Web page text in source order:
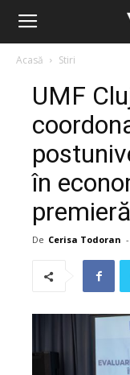
Acasă Stiri
UMF
în
De Cerisa Todoran -